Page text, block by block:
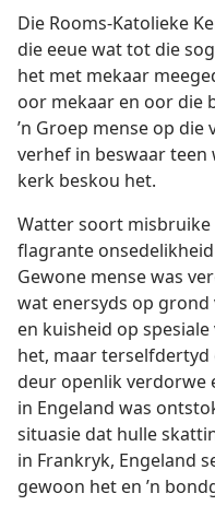
Die Rooms-Katolieke
die eeue wat tot die
het met mekaar
oor mekaar en oor die
’n Groep mense op
verhef in beswaar
kerk beskou het.
Watter soort misbruike
flagrante
Gewone mense was
wat enersyds op
en kuisheid op
het, maar
deur openlik verdorwe
in Engeland was
situasie dat hulle
in Frankryk, Engeland
gewoon het en ’n